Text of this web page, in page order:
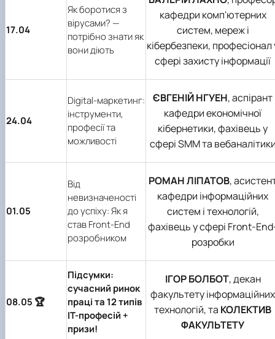
17.04
Як боротися з
вірусами? —
потрібно знати як
вони діють
кафедри комп'ютерних
систем, мереж і
кібербезпеки, професіонал
сфері захисту інформації
24.04
Digital-маркетинг:
інструменти,
професії та
можливості
ЄВГЕНІЙ НГУЕН, аспірант
кафедри економічної
кібернетики, фахівець у
сфері SMM та
01.05
Від
невизначеності
до успіху: Як я
став Front-End
розробником
РОМАН ЛІПАТОВ,
кафедри інформаційних
систем і технологій,
фахівець у сфері Front-
розробки
08.05 🏆
Підсумки:
сучасний ринок
праці та 12 типів
ІТ-професій +
призи!
ІГОР БОЛБОТ, декан
факультету інформаційних
технологій, та КОЛЕКТИВ
ФАКУЛЬТЕТУ